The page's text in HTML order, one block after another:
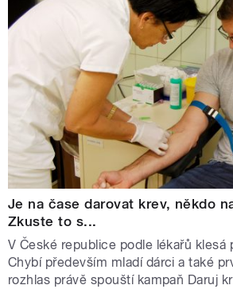
Je na čase darovat krev, někdo
Zkuste to s...
V České republice podle lékařů klesá
Chybí především mladí dárci a také
rozhlas právě spouští kampaň Daruj